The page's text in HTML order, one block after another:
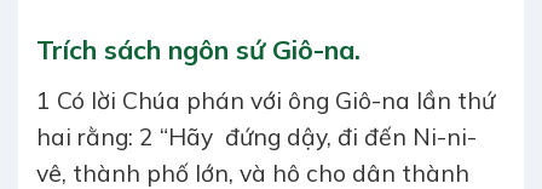
Trích sách ngôn sứ Giô-na.
1 Có lời Chúa phán với ông Giô-na lần thứ
hai rằng: 2 “Hãy đứng dậy, đi đến Ni-ni-
vê, thành phố lớn, và hô cho dân thành